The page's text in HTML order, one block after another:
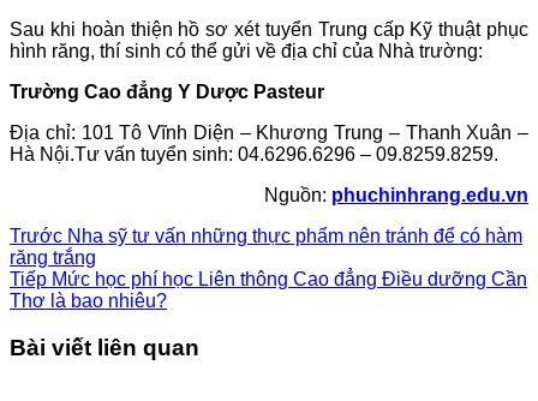
Sau khi hoàn thiện hồ sơ xét tuyển Trung cấp Kỹ thuật phục
hình răng, thí sinh có thể gửi về địa chỉ của Nhà trường:
Trường Cao đẳng Y Dược Pasteur
Địa chỉ: 101 Tô Vĩnh Diện – Khương Trung – Thanh Xuân –
Hà Nội.Tư vấn tuyển sinh: 04.6296.6296 – 09.8259.8259.
Nguồn: phuchinhrang.edu.vn
Trước Nha sỹ tư vấn những thực phẩm nên tránh để có hàm
răng trắng
Tiếp Mức học phí học Liên thông Cao đẳng Điều dưỡng Cần
Thơ là bao nhiêu?
Bài viết liên quan